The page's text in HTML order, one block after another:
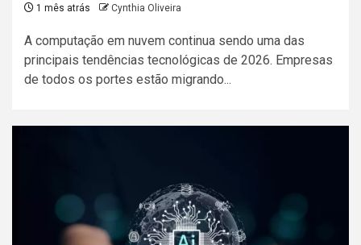
1 mês atrás Cynthia Oliveira
A computação em nuvem continua sendo uma das
principais tendências tecnológicas de 2026. Empresas
de todos os portes estão migrando...